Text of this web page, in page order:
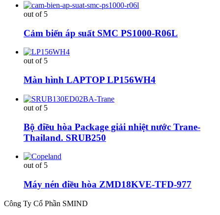
out of 5
Cảm biến áp suất SMC PS1000-R06L
out of 5
Màn hình LAPTOP LP156WH4
out of 5
Bộ điều hòa Package giải nhiệt nước Trane-
Thailand. SRUB250
out of 5
Máy nén điều hòa ZMD18KVE-TFD-977
Công Ty Cổ Phần SMIND